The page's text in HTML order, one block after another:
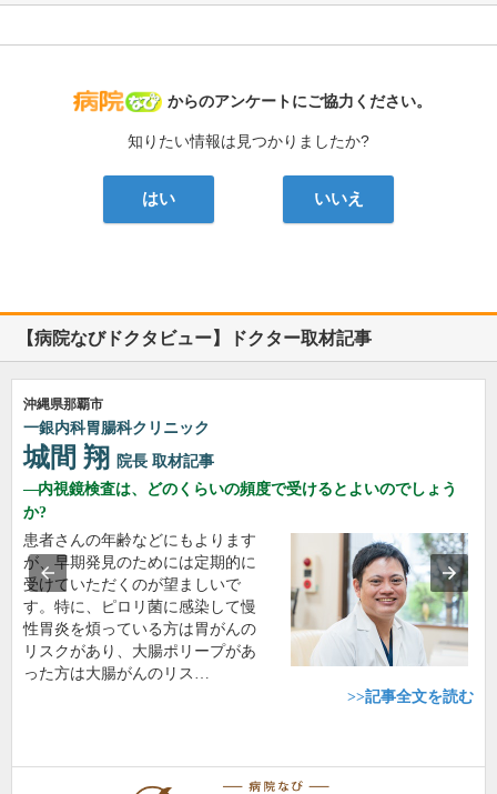
病院なび
からのアンケートにご協力ください。
知りたい情報は見つかりましたか?
はい いいえ
【病院なびドクタビュー】ドクター取材記事
沖縄県那覇市
一銀内科胃腸科クリニック
城間 翔 院長 取材記事
内視鏡検査は、どのくらいの頻度で受けるとよいのでしょう
か?
患者さんの年齢などにもよります
が、早期発見のためには定期的に
受けていただくのが望ましいで
す。特に、ピロリ菌に感染して慢
性胃炎を煩っている方は胃がんの
リスクがあり、大腸ポリープがあ
った方は大腸がんのリス…
>>記事全文を読む